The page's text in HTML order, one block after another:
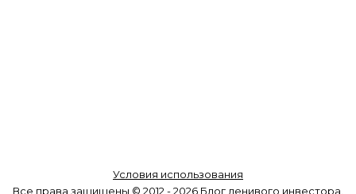
Условия использования
Все права защищены © 2012 - 2026 Блог ленивого инвестора.